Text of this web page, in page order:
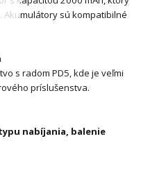
sú kompatibilné
s radom PD5, kde je veľmi
príslušenstva.
nabíjania, balenie